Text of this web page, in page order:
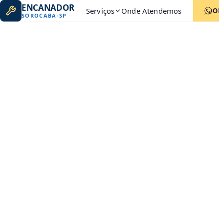
ENCANADOR
SOROCABA-SP Serviços Onde Atendemos